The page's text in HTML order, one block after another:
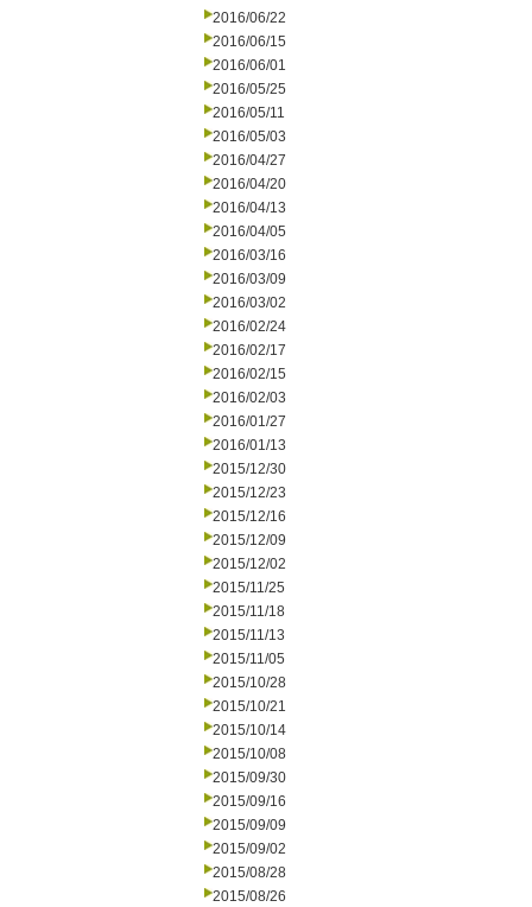
2016/06/22
2016/06/15
2016/06/01
2016/05/25
2016/05/11
2016/05/03
2016/04/27
2016/04/20
2016/04/13
2016/04/05
2016/03/16
2016/03/09
2016/03/02
2016/02/24
2016/02/17
2016/02/15
2016/02/03
2016/01/27
2016/01/13
2015/12/30
2015/12/23
2015/12/16
2015/12/09
2015/12/02
2015/11/25
2015/11/18
2015/11/13
2015/11/05
2015/10/28
2015/10/21
2015/10/14
2015/10/08
2015/09/30
2015/09/16
2015/09/09
2015/09/02
2015/08/28
2015/08/26